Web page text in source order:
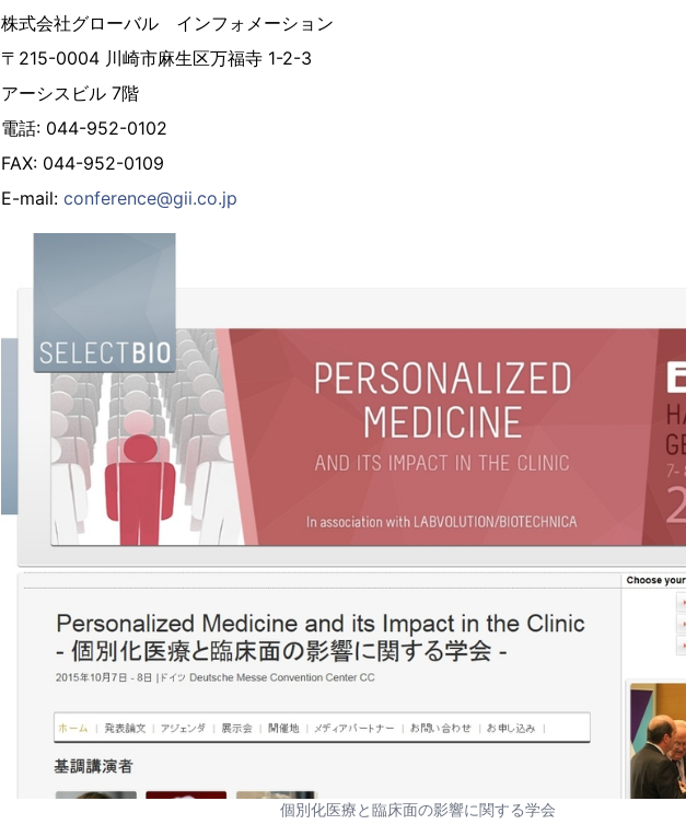
株式会社グローバル インフォメーション
〒215-0004 川崎市麻生区万福寺 1-2-3
アーシスビル 7階
電話: 044-952-0102
FAX: 044-952-0109
E-mail: conference@gii.co.jp
個別化医療と臨床面の影響に関する学会